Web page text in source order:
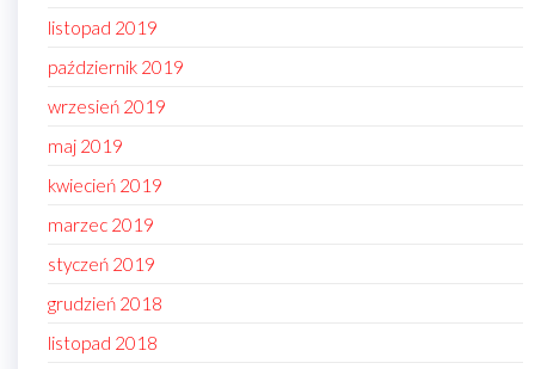
listopad 2019
październik 2019
wrzesień 2019
maj 2019
kwiecień 2019
marzec 2019
styczeń 2019
grudzień 2018
listopad 2018